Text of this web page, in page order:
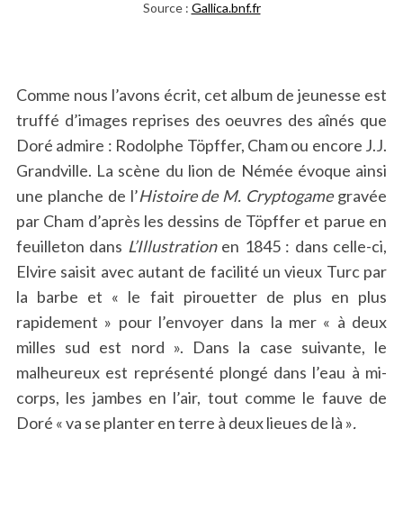
Source : Gallica.bnf.fr
Comme nous l’avons écrit, cet album de jeunesse est
truffé d’images reprises des oeuvres des aînés que
Doré admire : Rodolphe Töpffer, Cham ou encore J.J.
Grandville. La scène du lion de Némée évoque ainsi
une planche de l’Histoire de M. Cryptogamegravée
par Cham d’après les dessins de Töpffer et parue en
feuilleton dans L’Illustrationen 1845 : dans celle-ci,
Elvire saisit avec autant de facilité un vieux Turc par
la barbe et « le fait pirouetter de plus en plus
rapidement » pour l’envoyer dans la mer « à deux
milles sud est nord ». Dans la case suivante, le
malheureux est représenté plongé dans l’eau à mi-
corps, les jambes en l’air, tout comme le fauve de
Doré « va se planter en terre à deux lieues de là ».